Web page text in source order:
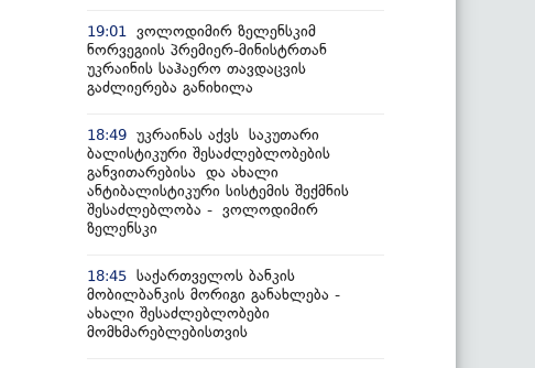
19:01
ვოლოდიმირ ზელენსკიმ
ნორვეგიის პრემიერ-მინისტრთან
უკრაინის საჰაერო თავდაცვის
გაძლიერება განიხილა
18:49 უკრაინას აქვს საკუთარი
ბალისტიკური შესაძლებლობების
განვითარებისა და ახალი
ანტიბალისტიკური სისტემის შექმნის
შესაძლებლობა - ვოლოდიმირ
ზელენსკი
18:45 საქართველოს ბანკის
მობილბანკის მორიგი განახლება -
ახალი შესაძლებლობები
მომხმარებლებისთვის